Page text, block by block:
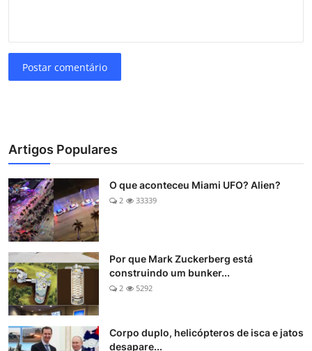
Postar comentário
Artigos Populares
O que aconteceu Miami UFO? Alien?
2 33339
Por que Mark Zuckerberg está
construindo um bunker...
2 5292
Corpo duplo, helicópteros de isca e jatos
desapare...